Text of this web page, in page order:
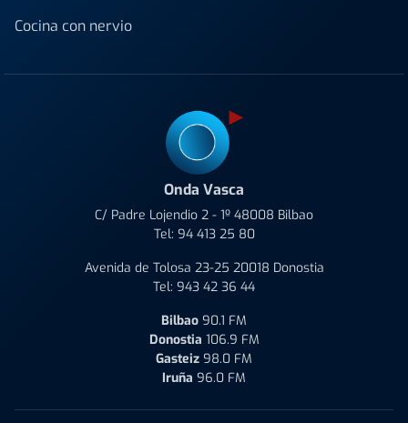
Cocina con nervio
Onda Vasca
C/ Padre Lojendio 2 - 1º 48008 Bilbao
Tel: 94 413 25 80
Avenida de Tolosa 23-25 20018 Donostia
Tel: 943 42 36 44
Bilbao 90.1 FM
Donostia 106.9 FM
Gasteiz 98.0 FM
Iruña 96.0 FM